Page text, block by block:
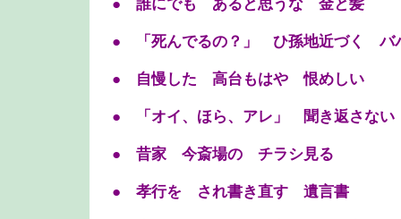
● 誰にでも あると思うな 金と髪
● 「死んでるの？」 ひ孫地近づく バ
● 自慢した 高台もはや 恨めしい
● 「オイ、ほら、アレ」 聞き返さな
● 昔家 今斎場の チラシ見る
● 孝行を され書き直す 遺言書